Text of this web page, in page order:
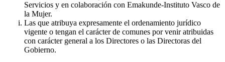
Servicios y en colaboración con Emakunde-Instituto Vasco de
la Mujer.
Las que atribuya expresamente el ordenamiento jurídico
vigente o tengan el carácter de comunes por venir atribuidas
con carácter general a los Directores o las Directoras del
Gobierno.